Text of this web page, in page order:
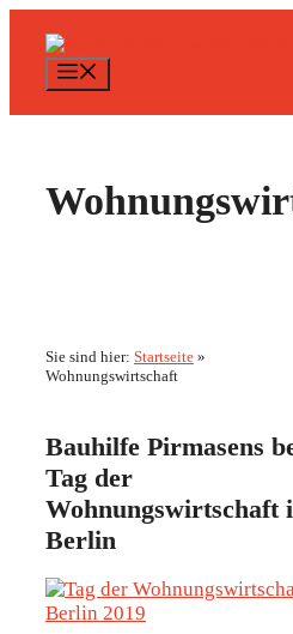
Inhalt
springen
Sie sind hier: Startseite »
Wohnungswirtschaft
Bauhilfe Pirmasens
Tag der
Wohnungswirtschaft
Berlin